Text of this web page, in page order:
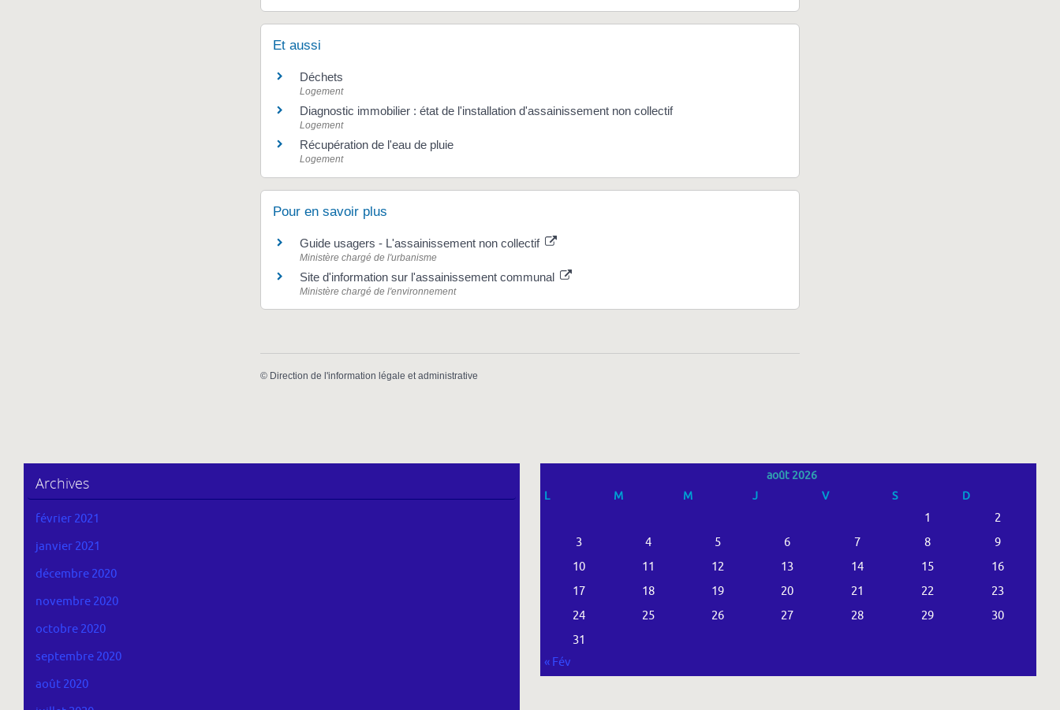
Et aussi
Déchets
Logement
Diagnostic immobilier : état de l'installation d'assainissement non collectif
Logement
Récupération de l'eau de pluie
Logement
Pour en savoir plus
Guide usagers - L'assainissement non collectif
Ministère chargé de l'urbanisme
Site d'information sur l'assainissement communal
Ministère chargé de l'environnement
© Direction de l'information légale et administrative
Archives
février 2021
janvier 2021
décembre 2020
novembre 2020
octobre 2020
septembre 2020
août 2020
août 2026
L
M M J V S D
1
2
3
4 5 6 7 8
9
10
11 12 13 14 15
16
17
18 19 20 21 22
23
24
25 26 27 28 29
30
31
« Fév